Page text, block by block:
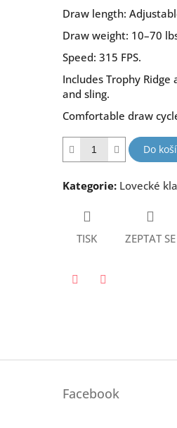
Draw length:
Draw weight: 10–70
Speed: 315 FPS.
Includes Trophy
and sling.
Comfortable draw
Do
Kategorie: Lovecké
TISK ZEPTAT SE
Facebook